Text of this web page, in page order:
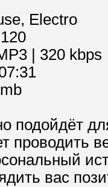
Electro
120
| 320 kbps
подойдёт
проводить
вас